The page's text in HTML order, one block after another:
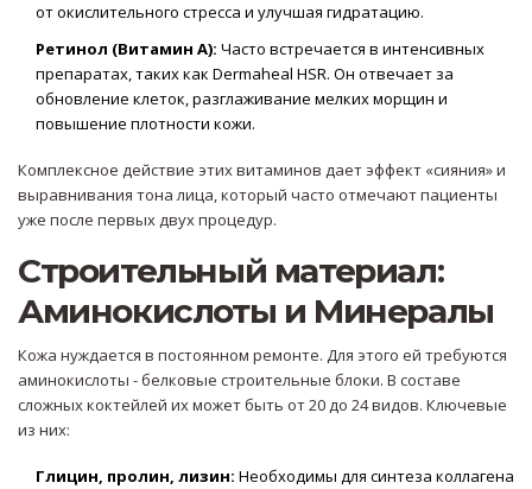
от окислительного стресса и улучшая гидратацию.
Ретинол (Витамин A): Часто встречается в интенсивных
препаратах, таких как Dermaheal HSR. Он отвечает за
обновление клеток, разглаживание мелких морщин и
повышение плотности кожи.
Комплексное действие этих витаминов дает эффект «сияния» и
выравнивания тона лица, который часто отмечают пациенты
уже после первых двух процедур.
Строительный материал:
Аминокислоты и Минералы
Кожа нуждается в постоянном ремонте. Для этого ей требуются
аминокислоты - белковые строительные блоки. В составе
сложных коктейлей их может быть от 20 до 24 видов. Ключевые
из них:
Глицин, пролин, лизин: Необходимы для синтеза коллагена